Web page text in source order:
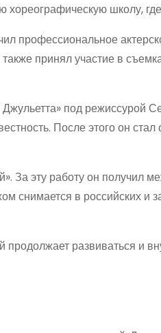
школу,
профессиональное
принял участие в
под режиссурой
После этого он
За эту работу он получил
снимается в российских и
развиваться и